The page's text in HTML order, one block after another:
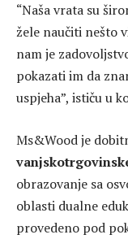
“Naša vrata su
žele naučiti nešto
nam je
pokazati im da
uspjeha”, ističu u
Ms&Wood je
obrazovanje sa
oblasti dualne
provedeno pod